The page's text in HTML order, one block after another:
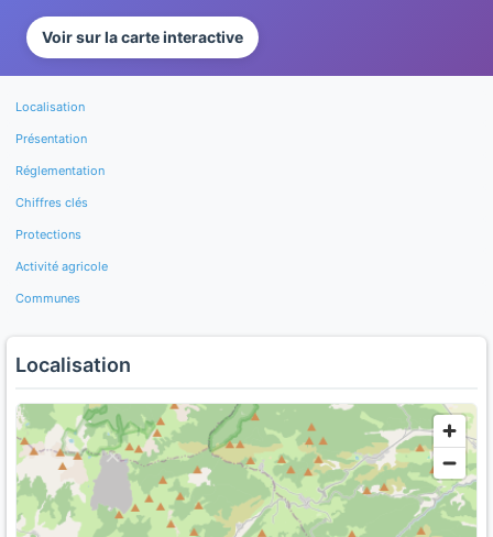
Voir sur la carte interactive
Localisation
Présentation
Réglementation
Chiffres clés
Protections
Activité agricole
Communes
Localisation